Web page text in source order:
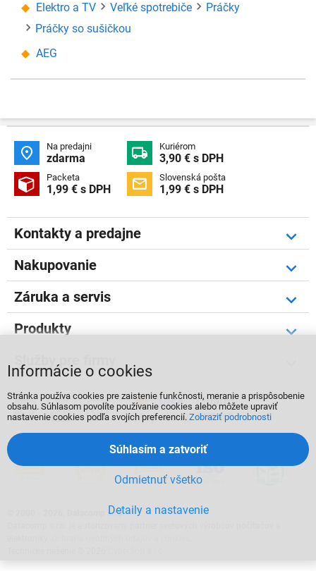
Elektro a TV Veľké spotrebiče
Práčky
Práčky so sušičkou
AEG
 Na predajni
zdarma  Kuriérom
3,90 € s DPH
 Packeta
1,99 € s DPH  Slovenská pošta
1,99 € s DPH
Kontakty a predajne
Nakupovanie
Záruka a servis
Produkty
Služby pre firmy
  
2000 - 2026, Datacomp s.r.o.
Informácie o cookies
Stránka používa cookies pre zaistenie funkčnosti, meranie a prispôsobenie
obsahu. Súhlasom povolíte používanie cookies alebo môžete upraviť
nastavenie cookies podľa svojích preferencií. Zobraziť podrobnosti
Detaily a nastavenie
Odmietnuť všetko
Súhlasím a zatvoriť